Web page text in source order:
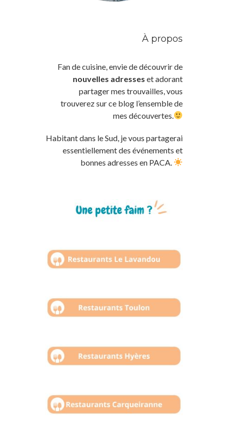
À propos
Fan de cuisine, envie de découvrir de
nouvelles adresses et adorant
partager mes trouvailles, vous
trouverez sur ce blog l’ensemble de
mes découvertes.
Habitant dans le Sud, je vous partagerai
essentiellement des événements et
bonnes adresses en PACA.